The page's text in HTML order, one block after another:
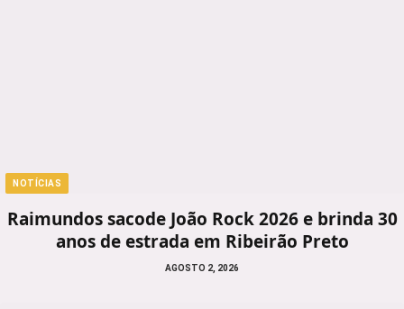
NOTÍCIAS
Raimundos sacode João Rock 2026 e brinda 30
anos de estrada em Ribeirão Preto
AGOSTO 2, 2026